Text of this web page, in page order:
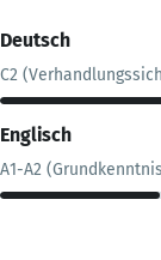
Deutsch
C2
Englisch
A1-A2